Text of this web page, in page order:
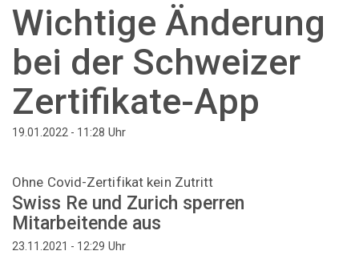
Wichtige Änderung
bei der Schweizer
Zertifikate-App
19.01.2022 - 11:28 Uhr
Ohne Covid-Zertifikat kein Zutritt
Swiss Re und Zurich sperren
Mitarbeitende aus
23.11.2021 - 12:29 Uhr